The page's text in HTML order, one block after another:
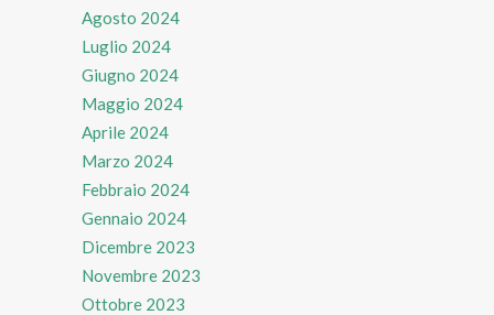
Agosto 2024
Luglio 2024
Giugno 2024
Maggio 2024
Aprile 2024
Marzo 2024
Febbraio 2024
Gennaio 2024
Dicembre 2023
Novembre 2023
Ottobre 2023